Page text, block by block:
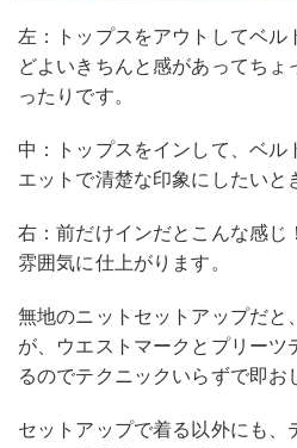
左：トップスをアウトしてベル
どよいきちんと感があってち
ったりです。
中：トップスをインして、ベ
エットで清楚な印象にしたいと
右：前だけインだとこんな感じ
雰囲気に仕上がります。
無地のニットセットアップだと
が、ウエストマークとプリーツ
るのでテクニックいらずで即お
セットアップで着る以外にも